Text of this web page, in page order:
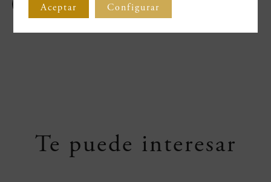
Te puede interesar
Aceptar Configurar